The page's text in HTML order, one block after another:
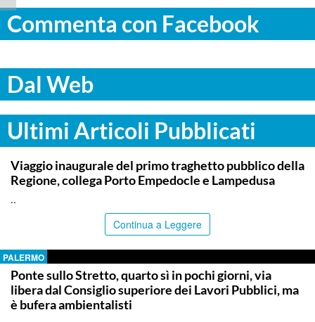
Commenta con Facebook
Dal Web
Ultimi Articoli Pubblicati
AGRIGENTO
Viaggio inaugurale del primo traghetto pubblico della
Regione, collega Porto Empedocle e Lampedusa
..
Continua a Leggere
PALERMO
Ponte sullo Stretto, quarto sì in pochi giorni, via
libera dal Consiglio superiore dei Lavori Pubblici, ma
è bufera ambientalisti